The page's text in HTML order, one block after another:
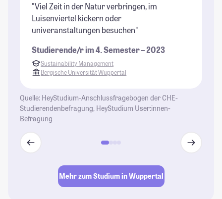
"Viel Zeit in der Natur verbringen, im
Luisenviertel kickern oder
univeranstaltungen besuchen"
Studierende/r im 4. Semester – 2023
Sustainability Management
Bergische Universität Wuppertal
Quelle: HeyStudium-Anschlussfragebogen der CHE-
Studierendenbefragung, HeyStudium User:innen-
Befragung
Mehr zum Studium in Wuppertal